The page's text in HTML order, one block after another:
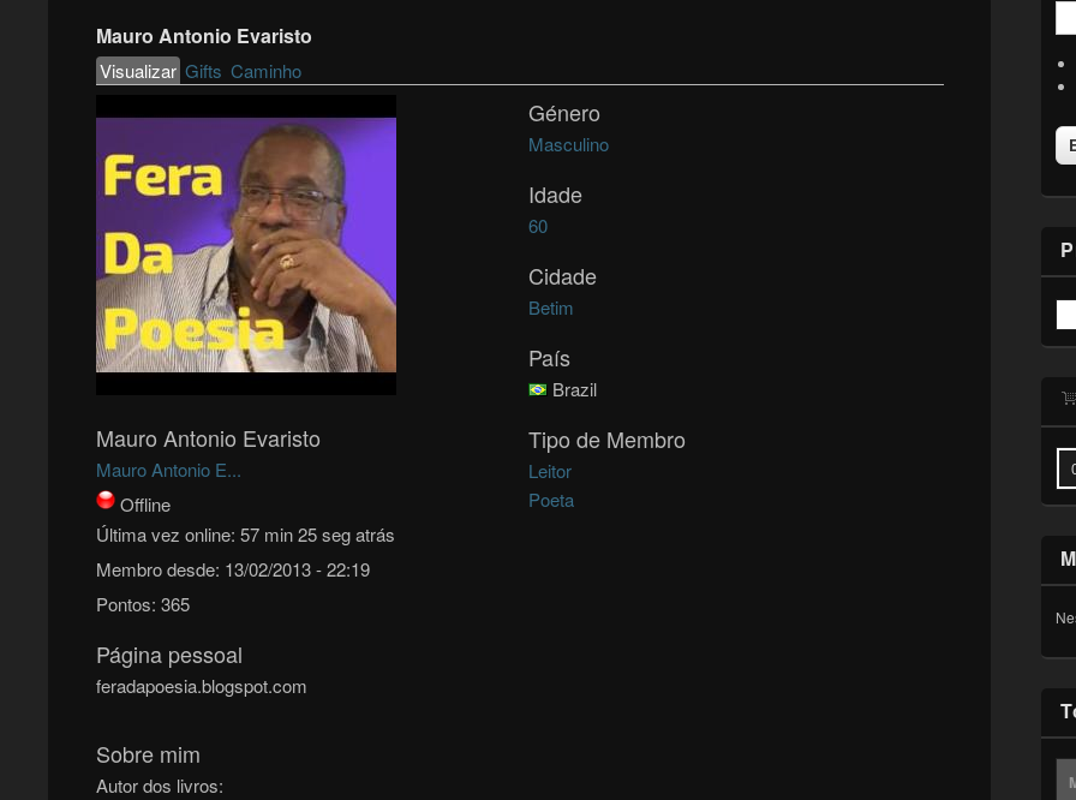
Mauro Antonio Evaristo
Primary tabs
Visualizar(active tab)
Gifts Caminho
Mauro Antonio Evaristo
Mauro Antonio E...
Offline
Última vez online: 57 min 25 seg atrás
Membro desde: 13/02/2013 - 22:19
Pontos: 365
Género
Masculino
Idade
60
Cidade
Betim
País
Brazil
Tipo de Membro
Leitor
Poeta
Página pessoal
feradapoesia.blogspot.com
Sobre mim
Autor dos livros: